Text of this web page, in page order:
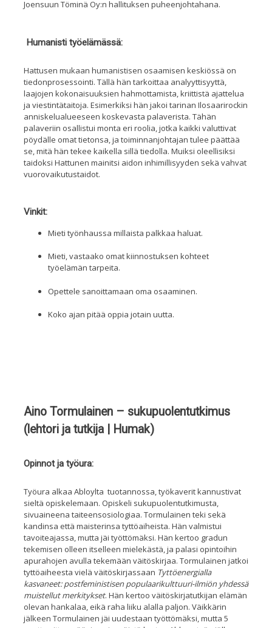
Joensuun Töminä Oy:n hallituksen puheenjohtahana.
Humanisti työelämässä:
Hattusen mukaan humanistisen osaamisen keskiössä on
tiedonprosessointi. Tällä hän tarkoittaa analyyttisyyttä,
laajojen kokonaisuuksien hahmottamista, kriittistä ajattelua
ja viestintätaitoja. Esimerkiksi hän jakoi tarinan Ilosaarirockin
anniskelualueeseen koskevasta palaverista. Tähän
palaveriin osallistui monta eri roolia, jotka kaikki valuttivat
pöydälle omat tietonsa, ja toiminnanjohtajan tulee päättää
se, mitä hän tekee kaikella sillä tiedolla. Muiksi oleellisiksi
taidoksi Hattunen mainitsi aidon inhimillisyyden sekä vahvat
vuorovaikutustaidot.
Vinkit:
Mieti työnhaussa millaista palkkaa haluat.
Mieti, vastaako omat kiinnostuksen kohteet
työelämän tarpeita.
Opettele sanoittamaan oma osaaminen.
Koko ajan pitää oppia jotain uutta.
Aino Tormulainen – sukupuolentutkimus
(lehtori ja tutkija | Humak)
Opinnot ja työura:
Työura alkaa Abloylta tuotannossa, työkaverit kannustivat
sieltä opiskelemaan. Opiskeli sukupuolentutkimusta,
sivuaineena taiteensosiologiaa. Tormulainen teki sekä
kandinsa että maisterinsa tyttöaiheista. Hän valmistui
tavoiteajassa, mutta jäi työttömäksi. Hän kertoo gradun
tekemisen olleen itselleen mielekästä, ja palasi opintoihin
apurahojen avulla tekemään väitöskirjaa. Tormulainen jatkoi
tyttöaiheesta vielä väitöskirjassaan Tyttöenergialla
kasvaneet: postfeministisen populaarikulttuuri-ilmiön yhdessä
muistellut merkitykset. Hän kertoo väitöskirjatutkijan elämän
olevan hankalaa, eikä raha liiku alalla paljon. Väikkärin
jälkeen Tormulainen jäi uudestaan työttömäksi, mutta 5